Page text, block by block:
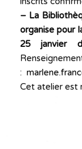
– La
organise pour
25 janvier
:
Cet atelier est